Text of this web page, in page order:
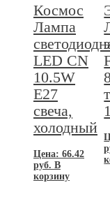
Космос
Лампа
LED CN
10.5W
E27
свеча,
холодный
Цена: 66.42
руб. В
корзину